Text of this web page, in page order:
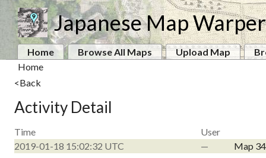
Japanese Map Warper
Home Browse All Maps Upload Map
Home
<Back
Activity Detail
Time
User
2019-01-18 15:02:32 UTC
— Map